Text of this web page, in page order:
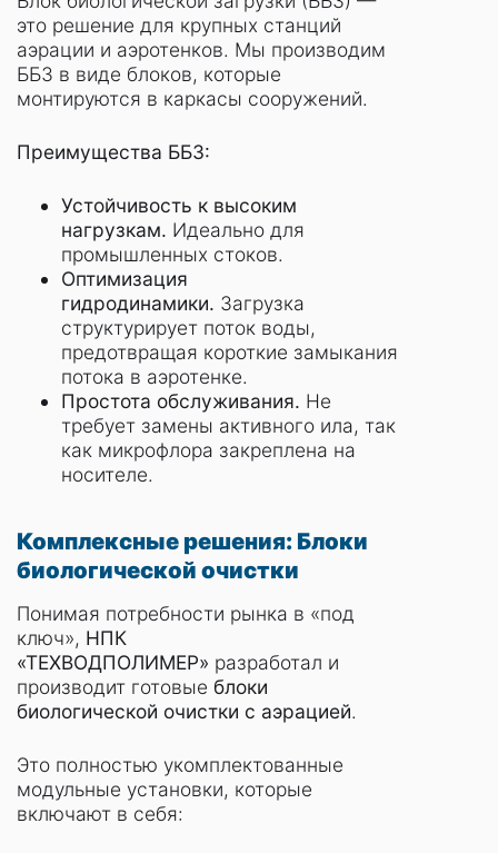
это решение для крупных станций
аэрации и аэротенков. Мы производим
ББЗ в виде блоков, которые
монтируются в каркасы сооружений.
Преимущества ББЗ:
Устойчивость к высоким
нагрузкам. Идеально для
промышленных стоков.
Оптимизация
гидродинамики. Загрузка
структурирует поток воды,
предотвращая короткие замыкания
потока в аэротенке.
Простота обслуживания. Не
требует замены активного ила, так
как микрофлора закреплена на
носителе.
Комплексные решения: Блоки
биологической очистки
Понимая потребности рынка в «под
ключ», НПК
«ТЕХВОДПОЛИМЕР» разработал и
производит готовые блоки
биологической очистки с аэрацией.
Это полностью укомплектованные
модульные установки, которые
включают в себя: